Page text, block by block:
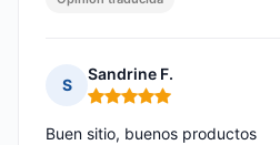
S
Sandrine F.
Nota: 5 de 5
Buen sitio, buenos productos